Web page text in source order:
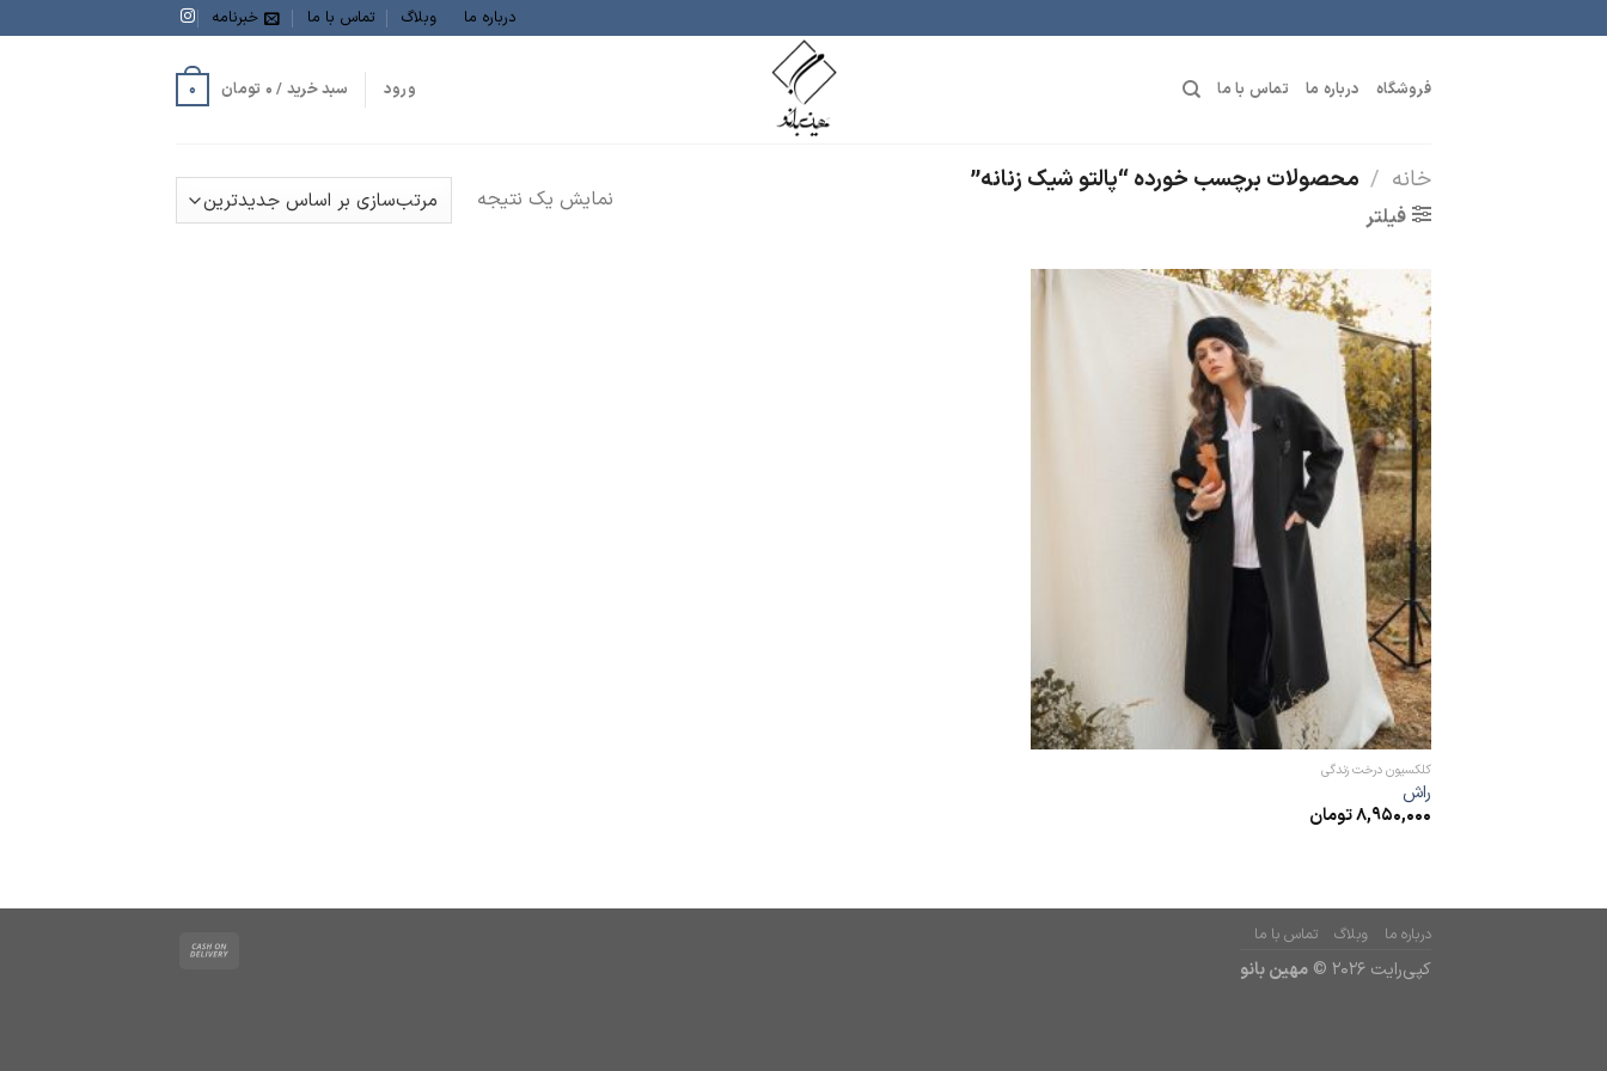
به
درباره ما وبلاگ تماس با ما خبرنامه
فروشگاه درباره ما تماس با ما ورود سبد خرید / 0 تومان 0
خانه / محصولات برچسب خورده “پالتو شیک زنانه”
فیلتر
نمایش یک نتیجه
کلکسیون درخت زندگی
راش
8,950,000تومان
درباره ما وبلاگ تماس با ما
کپی‌رایت 2026 © مهین بانو